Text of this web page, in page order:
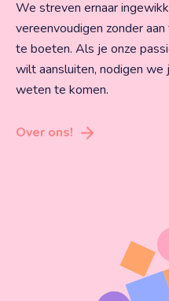
We streven ernaar
vereenvoudigen zonder
te boeten. Als je onze
wilt aansluiten, nodigen
weten te komen.
Over ons!